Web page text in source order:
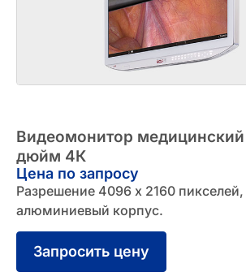
Видеомонитор медицинский
дюйм 4К
Цена по запросу
Разрешение 4096 x 2160
алюминиевый корпус.
Запросить цену